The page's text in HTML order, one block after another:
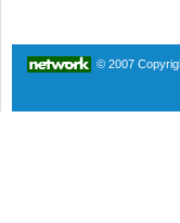
© 2007